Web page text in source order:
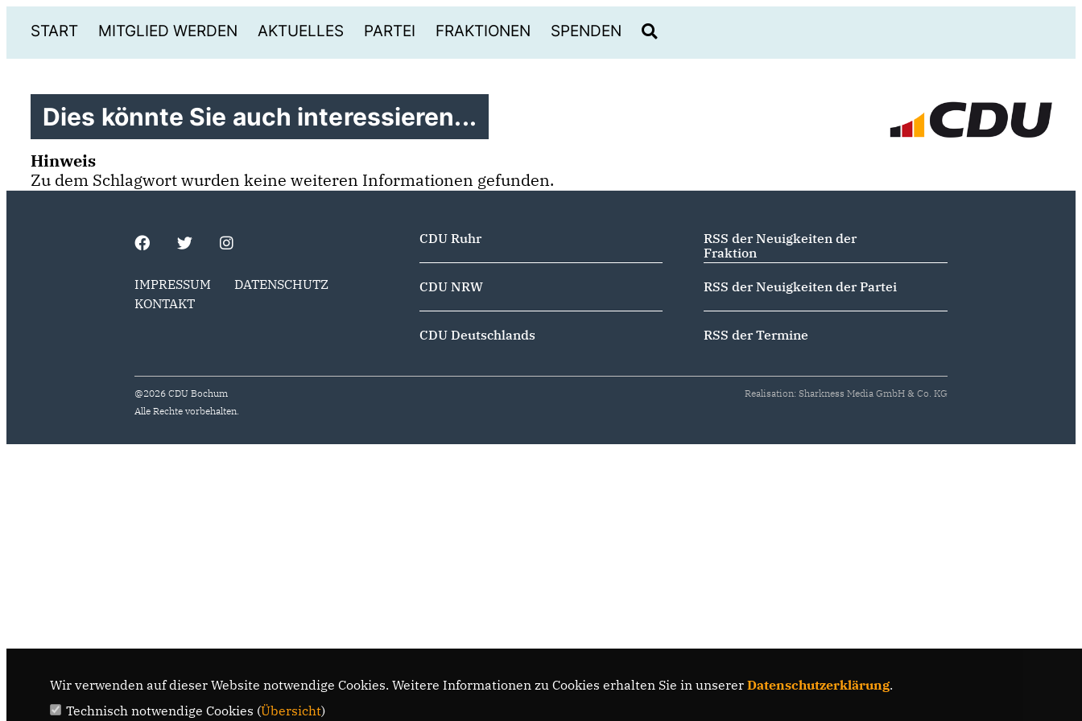
START MITGLIED WERDEN AKTUELLES PARTEI FRAKTIONEN SPENDEN
Dies könnte Sie auch interessieren...
Hinweis
Zu dem Schlagwort wurden keine weiteren Informationen gefunden.
IMPRESSUM
DATENSCHUTZ
KONTAKT
CDU Ruhr
CDU NRW
CDU Deutschlands
RSS der Neuigkeiten der
Fraktion
RSS der Neuigkeiten der Partei
RSS der Termine
@2026 CDU Bochum
Alle Rechte vorbehalten.
Realisation: Sharkness Media GmbH & Co. KG
Wir verwenden auf dieser Website notwendige Cookies. Weitere Informationen zu Cookies erhalten Sie in unserer Datenschutzerklärung.
Technisch notwendige Cookies (Übersicht)